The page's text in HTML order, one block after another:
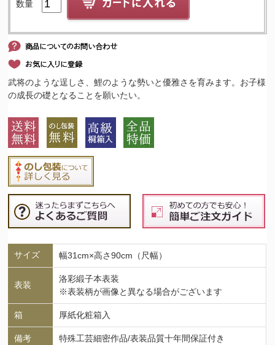
数量
武将のような逞しさ、鯉のような勢いと優雅さを育みます。お子様
の成長の礎となることを願いたい。
サイズ 幅31cm×高さ90cm（尺幅）
表装
洛彩緞子本表装
※表装柄が画像と異なる場合がございます
箱 厚紙化粧箱入
備考 特殊工芸細密作品/表装品質十年間保証付き